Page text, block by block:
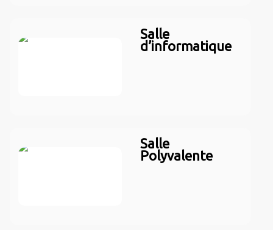
Salle
d’informatique
Salle
Polyvalente